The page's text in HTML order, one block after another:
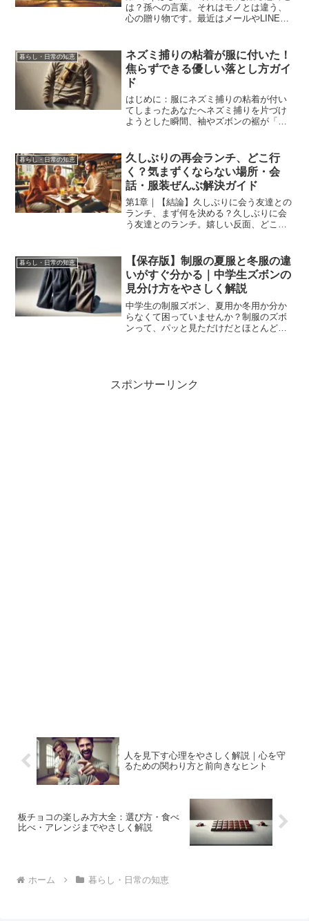
は？孫への言葉。それはモノとは違う、
心の贈り物です。最近はメールやLINEが
葉がずっと心に残っている」という声は
今も多く聞かれます...
暮らし・日常の知恵
ネズミ捕りの粘着が服に付いた！
焦らずできる優しい落とし方ガイ
ド
はじめに：服にネズミ捕りの粘着が付い
てしまったあなたへネズミ捕りを片づけ
ようとした瞬間、袖やズボンの裾が「ベ
ありませんか？あの強力な粘着、慌てて
触るとさらに広がり、なかな...
暮らし・日常の知恵
久しぶりの再会ランチ、どこ行
く？気まずくならない場所・会
話・服装ぜんぶ解決ガイド
第1章｜【結論】久しぶりに会う友達との
ランチ、まず何を決める？久しぶりに会
う友達とのランチ。嬉しい反面、どこに
は、まず「目的」をはっきりさせるのが
成功のカギになります。...
暮らし・日常の知恵
【保存版】制服の夏服と冬服の違
いがすぐ分かる｜中学生ズボンの
見分け方をやさしく解説
中学生の制服ズボン、夏用か冬用か分か
らなくて困っていませんか？制服のズボ
ンって、パッと見ただけだとほとんど同
スポンサーリンク
人を見下す心理をやさしく解説｜心を守
るための関わり方と前向きなヒント
板チョコの楽しみ方大全：選び方・食べ
比べ・アレンジまでやさしく解説
ホーム 暮らし・日常の知恵